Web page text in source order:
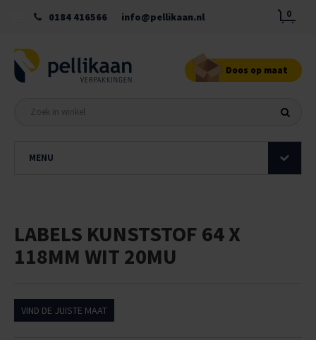
0184 416566 info@pellikaan.nl 0
Doos op maat
MENU
LABELS KUNSTSTOF 64 X
118MM WIT 20MU
VIND DE JUISTE MAAT